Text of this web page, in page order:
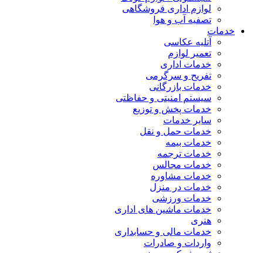
لوازم اداری فروشگاهی
تصفیه آب و هوا
خدمات
آتلیه عکاسی
تعمیر لوازم
خدمات اداری
تفریح و سرگرمی
خدمات بازرگانی
سیستم امنیتی و حفاظتی
خدمات پخش و توزیع
سایر خدمات
خدمات حمل و نقل
خدمات بیمه
خدمات ترجمه
خدمات مجالس
خدمات مشاوره
خدمات در منزل
خدمات ورزشی
خدمات ماشین های اداری
هنری
خدمات مالی و حسابداری
واردات و صادرات